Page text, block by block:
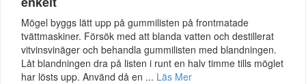
Mögel byggs lätt upp på gummilisten på frontmatade
tvättmaskiner. Försök med att blanda vatten och destillerat
vitvinsvinäger och behandla gummilisten med blandningen.
Låt blandningen dra på listen i runt en halv timme tills möglet
har lösts upp. Använd då en ... Läs Mer